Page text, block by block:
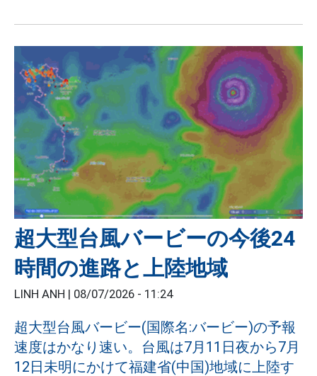
超大型台風バービーの今後24
時間の進路と上陸地域
LINH ANH | 08/07/2026 - 11:24
超大型台風バービー(国際名:バービー)の予報
速度はかなり速い。台風は7月11日夜から7月
12日未明にかけて福建省(中国)地域に上陸す